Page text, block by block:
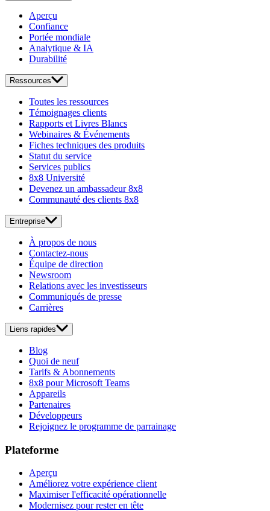
Aperçu
Confiance
Portée mondiale
Analytique & IA
Durabilité
Ressources
Toutes les ressources
Témoignages clients
Rapports et Livres Blancs
Webinaires & Événements
Fiches techniques des produits
Statut du service
Services publics
8x8 Université
Devenez un ambassadeur 8x8
Communauté des clients 8x8
Entreprise
À propos de nous
Contactez-nous
Équipe de direction
Newsroom
Relations avec les investisseurs
Communiqués de presse
Carrières
Liens rapides
Blog
Quoi de neuf
Tarifs & Abonnements
8x8 pour Microsoft Teams
Appareils
Partenaires
Développeurs
Rejoignez le programme de parrainage
Plateforme
Aperçu
Améliorez votre expérience client
Maximiser l'efficacité opérationnelle
Modernisez pour rester en tête